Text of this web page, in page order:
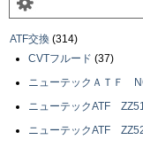
ATF交換 (314)
CVTフルード (37)
ニューテックＡＴＦ
ニューテックATF
ニューテックATF